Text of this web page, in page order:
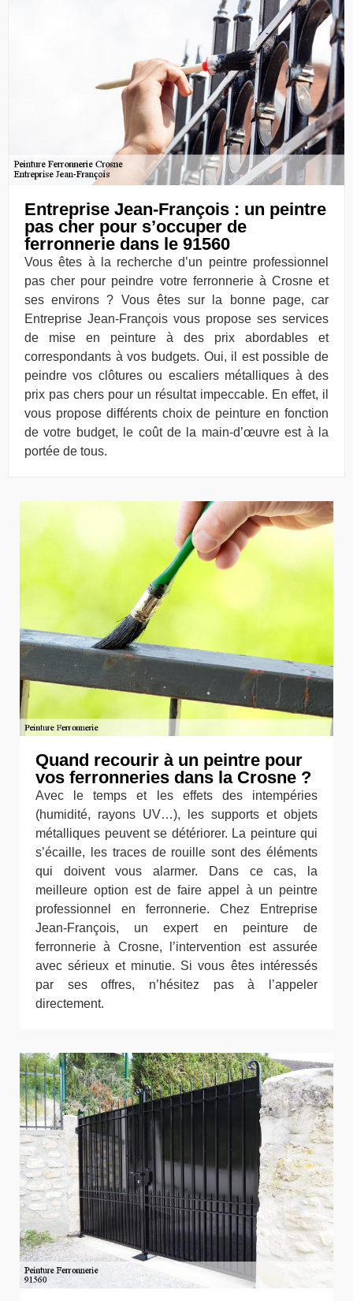
Entreprise Jean-François : un peintre
pas cher pour s’occuper de
ferronnerie dans le 91560
Vous êtes à la recherche d’un peintre professionnel
pas cher pour peindre votre ferronnerie à Crosne et
ses environs ? Vous êtes sur la bonne page, car
Entreprise Jean-François vous propose ses services
de mise en peinture à des prix abordables et
correspondants à vos budgets. Oui, il est possible de
peindre vos clôtures ou escaliers métalliques à des
prix pas chers pour un résultat impeccable. En effet, il
vous propose différents choix de peinture en fonction
de votre budget, le coût de la main-d’œuvre est à la
portée de tous.
Quand recourir à un peintre pour
vos ferronneries dans la Crosne ?
Avec le temps et les effets des intempéries
(humidité, rayons UV…), les supports et objets
métalliques peuvent se détériorer. La peinture qui
s’écaille, les traces de rouille sont des éléments
qui doivent vous alarmer. Dans ce cas, la
meilleure option est de faire appel à un peintre
professionnel en ferronnerie. Chez Entreprise
Jean-François, un expert en peinture de
ferronnerie à Crosne, l’intervention est assurée
avec sérieux et minutie. Si vous êtes intéressés
par ses offres, n’hésitez pas à l’appeler
directement.